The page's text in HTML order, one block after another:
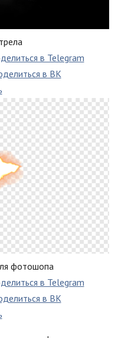
в Telegram
в ВК
фотошопа
в Telegram
в ВК